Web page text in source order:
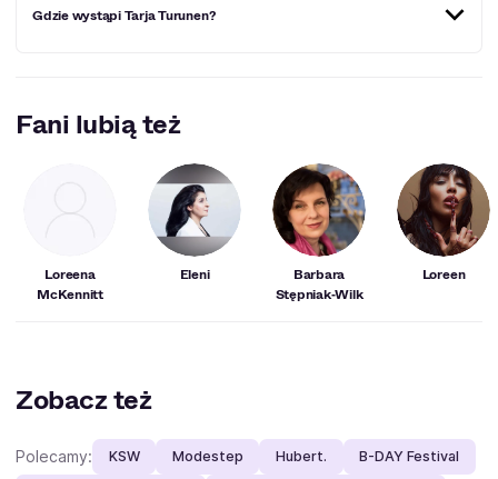
Gdzie wystąpi Tarja Turunen?
najbliższym czasie:
Kraków
Fani lubią też
Loreena
McKennitt
Eleni
Barbara
Stępniak‑Wilk
Loreen
Zobacz też
Polecamy: KSW Modestep Hubert. B-DAY Festival